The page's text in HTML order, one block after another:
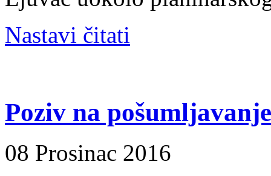
Nastavi čitati
Poziv na
08 Prosinac 2016